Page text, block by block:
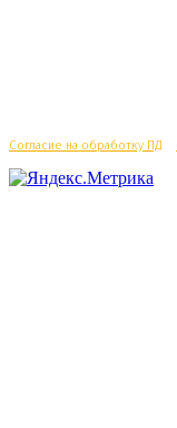
Согласие на обработку ПД